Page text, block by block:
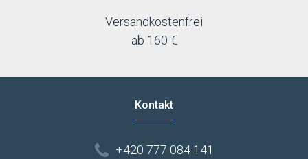
Versandkostenfrei
ab 160 €
Kontakt
+420 777 084 141